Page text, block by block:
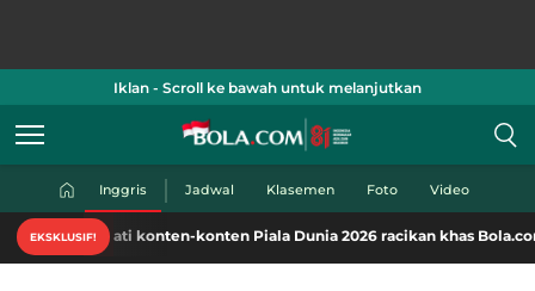
Iklan - Scroll ke bawah untuk melanjutkan
Inggris Jadwal Klasemen Foto Video
EKSKLUSIF!
konten-konten Piala Dunia 2026 racikan khas Bola.com. Klik di